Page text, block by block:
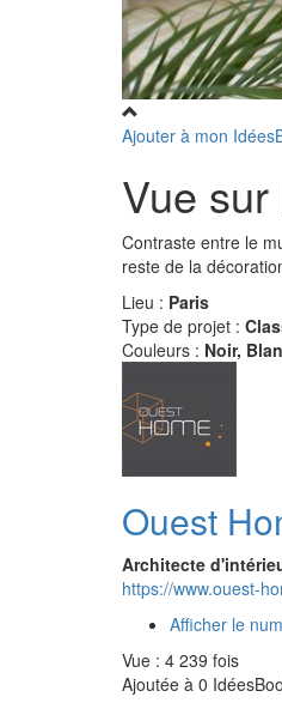
Ajouter à mon
Vue
Contraste entre le
reste de la
Lieu : Paris
Type de projet :
Couleurs : Noir,
Ouest
Architecte
https://www.ouest-
Afficher le
Vue : 4 239 fois
Ajoutée à 0